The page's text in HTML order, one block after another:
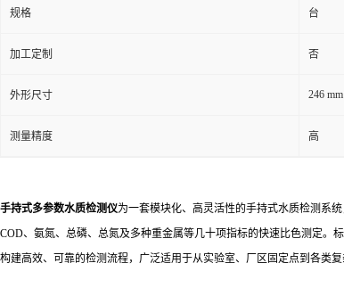
规格 台
加工定制 否
外形尺寸 246
测量精度 高
手持式多参数水质检测仪为一套模块化、高灵活性的手持式水质检测系
COD、氨氮、总磷、总氮及多种重金属等几十项指标的快速比色测定。
构建高效、可靠的检测流程，广泛适用于从实验室、厂区固定点到各类复